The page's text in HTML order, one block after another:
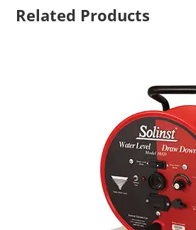
Related Products